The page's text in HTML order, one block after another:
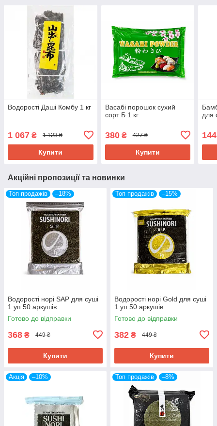
Водорості Даші Комбу 1 кг
1 067 ₴ 1 123 ₴
Купити
Васабі порошок сухий
сорт Б 1 кг
380₴ 427 ₴
Купити
для
144
Акційні пропозиції та новинки
Топ продажів –18%
Водорості норі SAP для суші
1 уп 50 аркушів
Готово до відправки
368 ₴ 449 ₴
Купити
Топ продажів –15%
Водорості норі Gold для суші
1 уп 50 аркушів
Готово до відправки
382 ₴ 449 ₴
Купити
Акція –10% Топ продажів –8%